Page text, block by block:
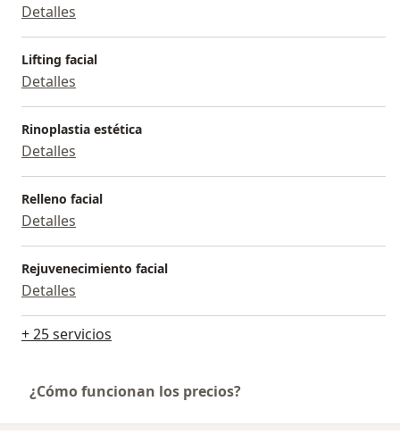
Detalles
Lifting facial
Detalles
Rinoplastia estética
Detalles
Relleno facial
Detalles
Rejuvenecimiento facial
Detalles
+ 25 servicios
¿Cómo funcionan los precios?